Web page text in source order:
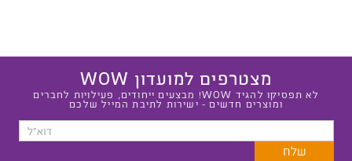
מצטרפים למועדון WOW
לא תפסיקו להגיד WOW! מבצעים ייחודים, פעילויות לחברים
ומוצרים חדשים - ישירות לתיבת המייל שלכם